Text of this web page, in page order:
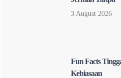
3 August 2026
Fun Facts
Kebiasaan